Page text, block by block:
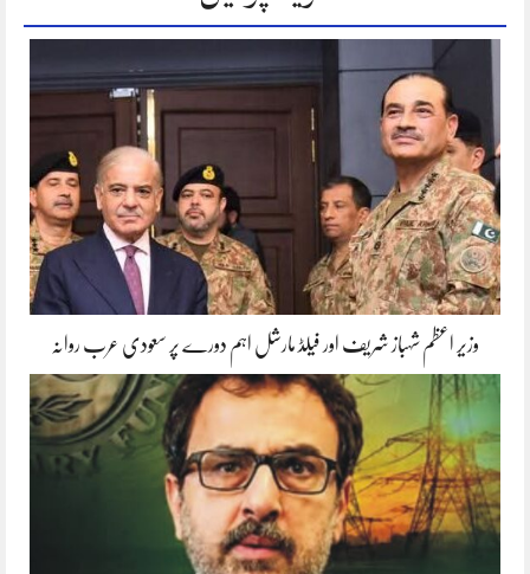
وزیر اعظم شہباز شریف اور فیلڈ مارشل اہم دورے پر سعودی عرب روانہ